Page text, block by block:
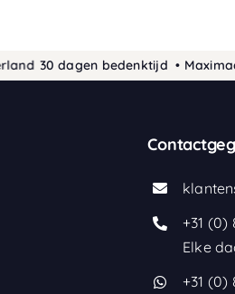
dagen bedenktijd • Maximaal 10
+31 (0)
Elke
+31 (0)